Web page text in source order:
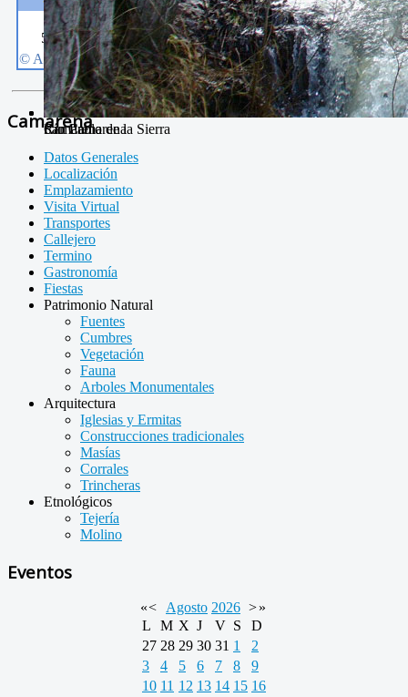
Camarena de la Sierra
San Pablo
Río Camarena
Camarena
Datos Generales
Localización
Emplazamiento
Visita Virtual
Transportes
Callejero
Termino
Gastronomía
Fiestas
Patrimonio Natural
Fuentes
Cumbres
Vegetación
Fauna
Arboles Monumentales
Arquitectura
Iglesias y Ermitas
Construcciones tradicionales
Masías
Corrales
Trincheras
Etnológicos
Tejería
Molino
Eventos
«< Agosto 2026 >»
L
M X J V S
D
27 28 29 30 31 1
2
3
4 5 6 7 8
9
10 11 12 13 14 15 16